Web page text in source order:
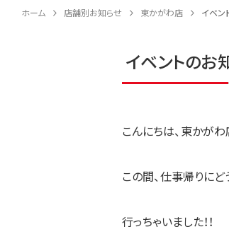
ホーム 店舗別お知らせ 東かがわ店 イベン
イベントのお
こんにちは、東かがわ
この間、仕事帰りに
行っちゃいました！！